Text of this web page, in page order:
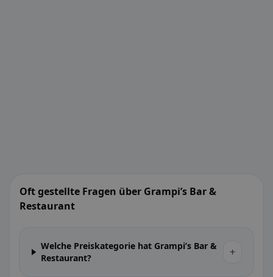
Oft gestellte Fragen über Grampi’s Bar &
Restaurant
Welche Preiskategorie hat Grampi’s Bar &
Restaurant?
+